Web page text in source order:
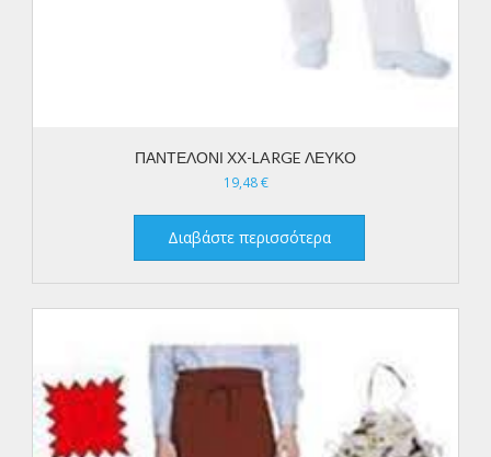
ΠΑΝΤΕΛΟΝΙ ΧΧ-LARGE ΛΕΥΚΟ
19,48€
Διαβάστε περισσότερα